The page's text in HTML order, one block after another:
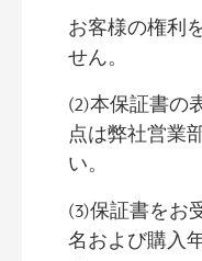
お客様の権利
せん。
(2)本保証書の
点は弊社営業
い。
(3)保証書をお
名および購入